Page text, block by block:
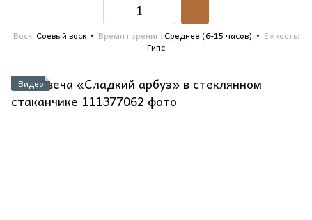
Воск Соевый воск Время горения Среднее (6-15 часов)
Емкость
Гипс
Видео